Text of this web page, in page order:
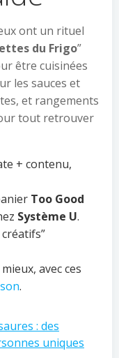
ont un rituel
du Frigo”
être cuisinées
les sauces et
et rangements
tout retrouver
+ contenu,
Too Good
Système U.
avec ces
.
: des
uniques